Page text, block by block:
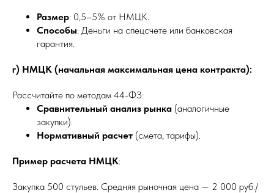
Размер: 0,5–5% от НМЦК.
Способы: Деньги на спецсчете или банковская
гарантия.
г) НМЦК (начальная максимальная цена контракта):
Рассчитайте по методам 44-ФЗ:
Сравнительный анализ рынка (аналогичные
закупки).
Нормативный расчет (смета, тарифы).
Пример расчета НМЦК:
Закупка 500 стульев. Средняя рыночная цена — 2 000 руб./